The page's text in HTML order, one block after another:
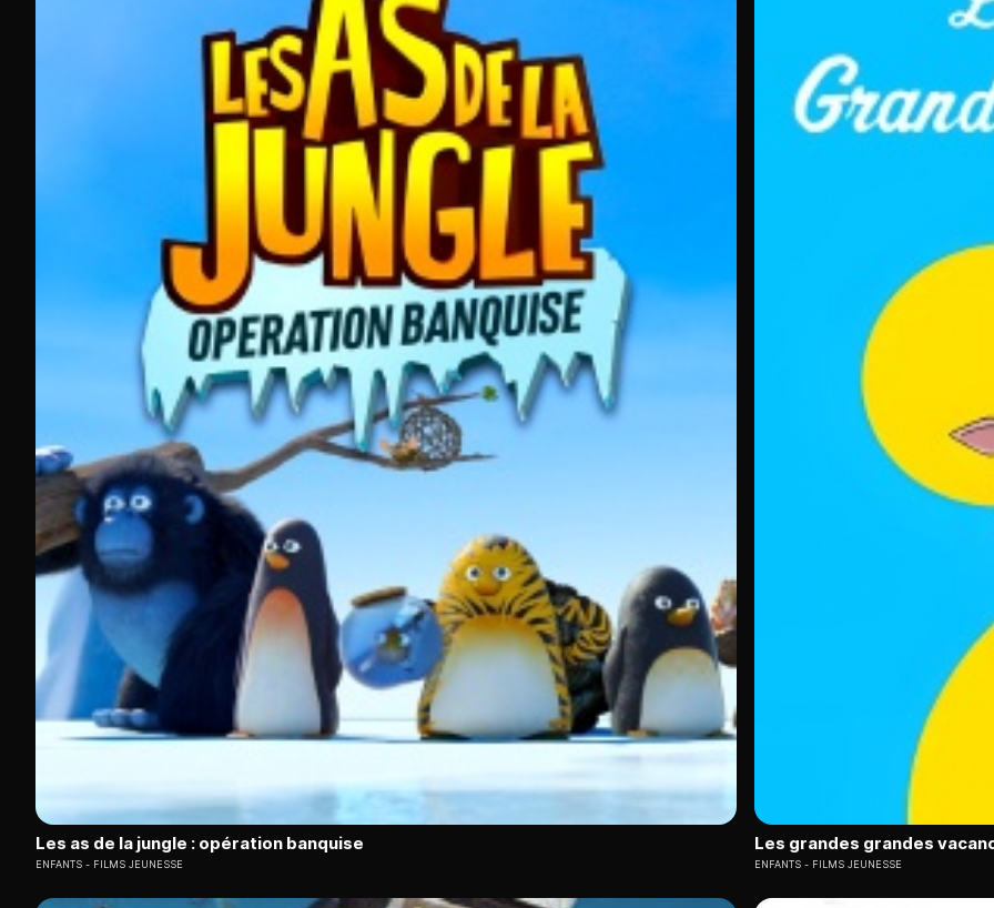
Les as de la jungle : opération banquise
ENFANTS FILMS JEUNESSE
Les grandes grandes
ENFANTS FILMS JEUNESSE